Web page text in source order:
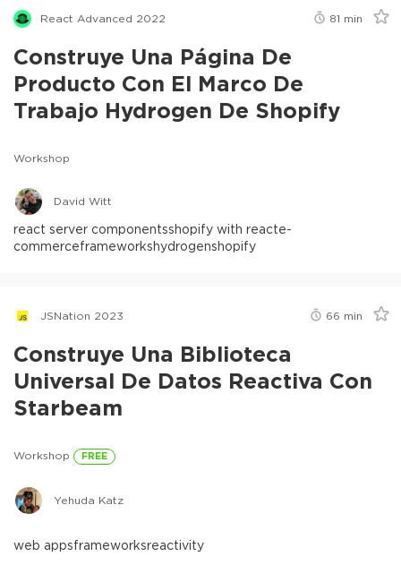
React Advanced 2022 81 min
Construye Una Página De
Producto Con El Marco De
Trabajo Hydrogen De Shopify
Workshop
David Witt
react server componentsshopify with reacte-
commerceframeworkshydrogenshopify
JSNation 2023 66 min
Construye Una Biblioteca
Universal De Datos Reactiva Con
Starbeam
Workshop FREE
Yehuda Katz
web appsframeworksreactivity